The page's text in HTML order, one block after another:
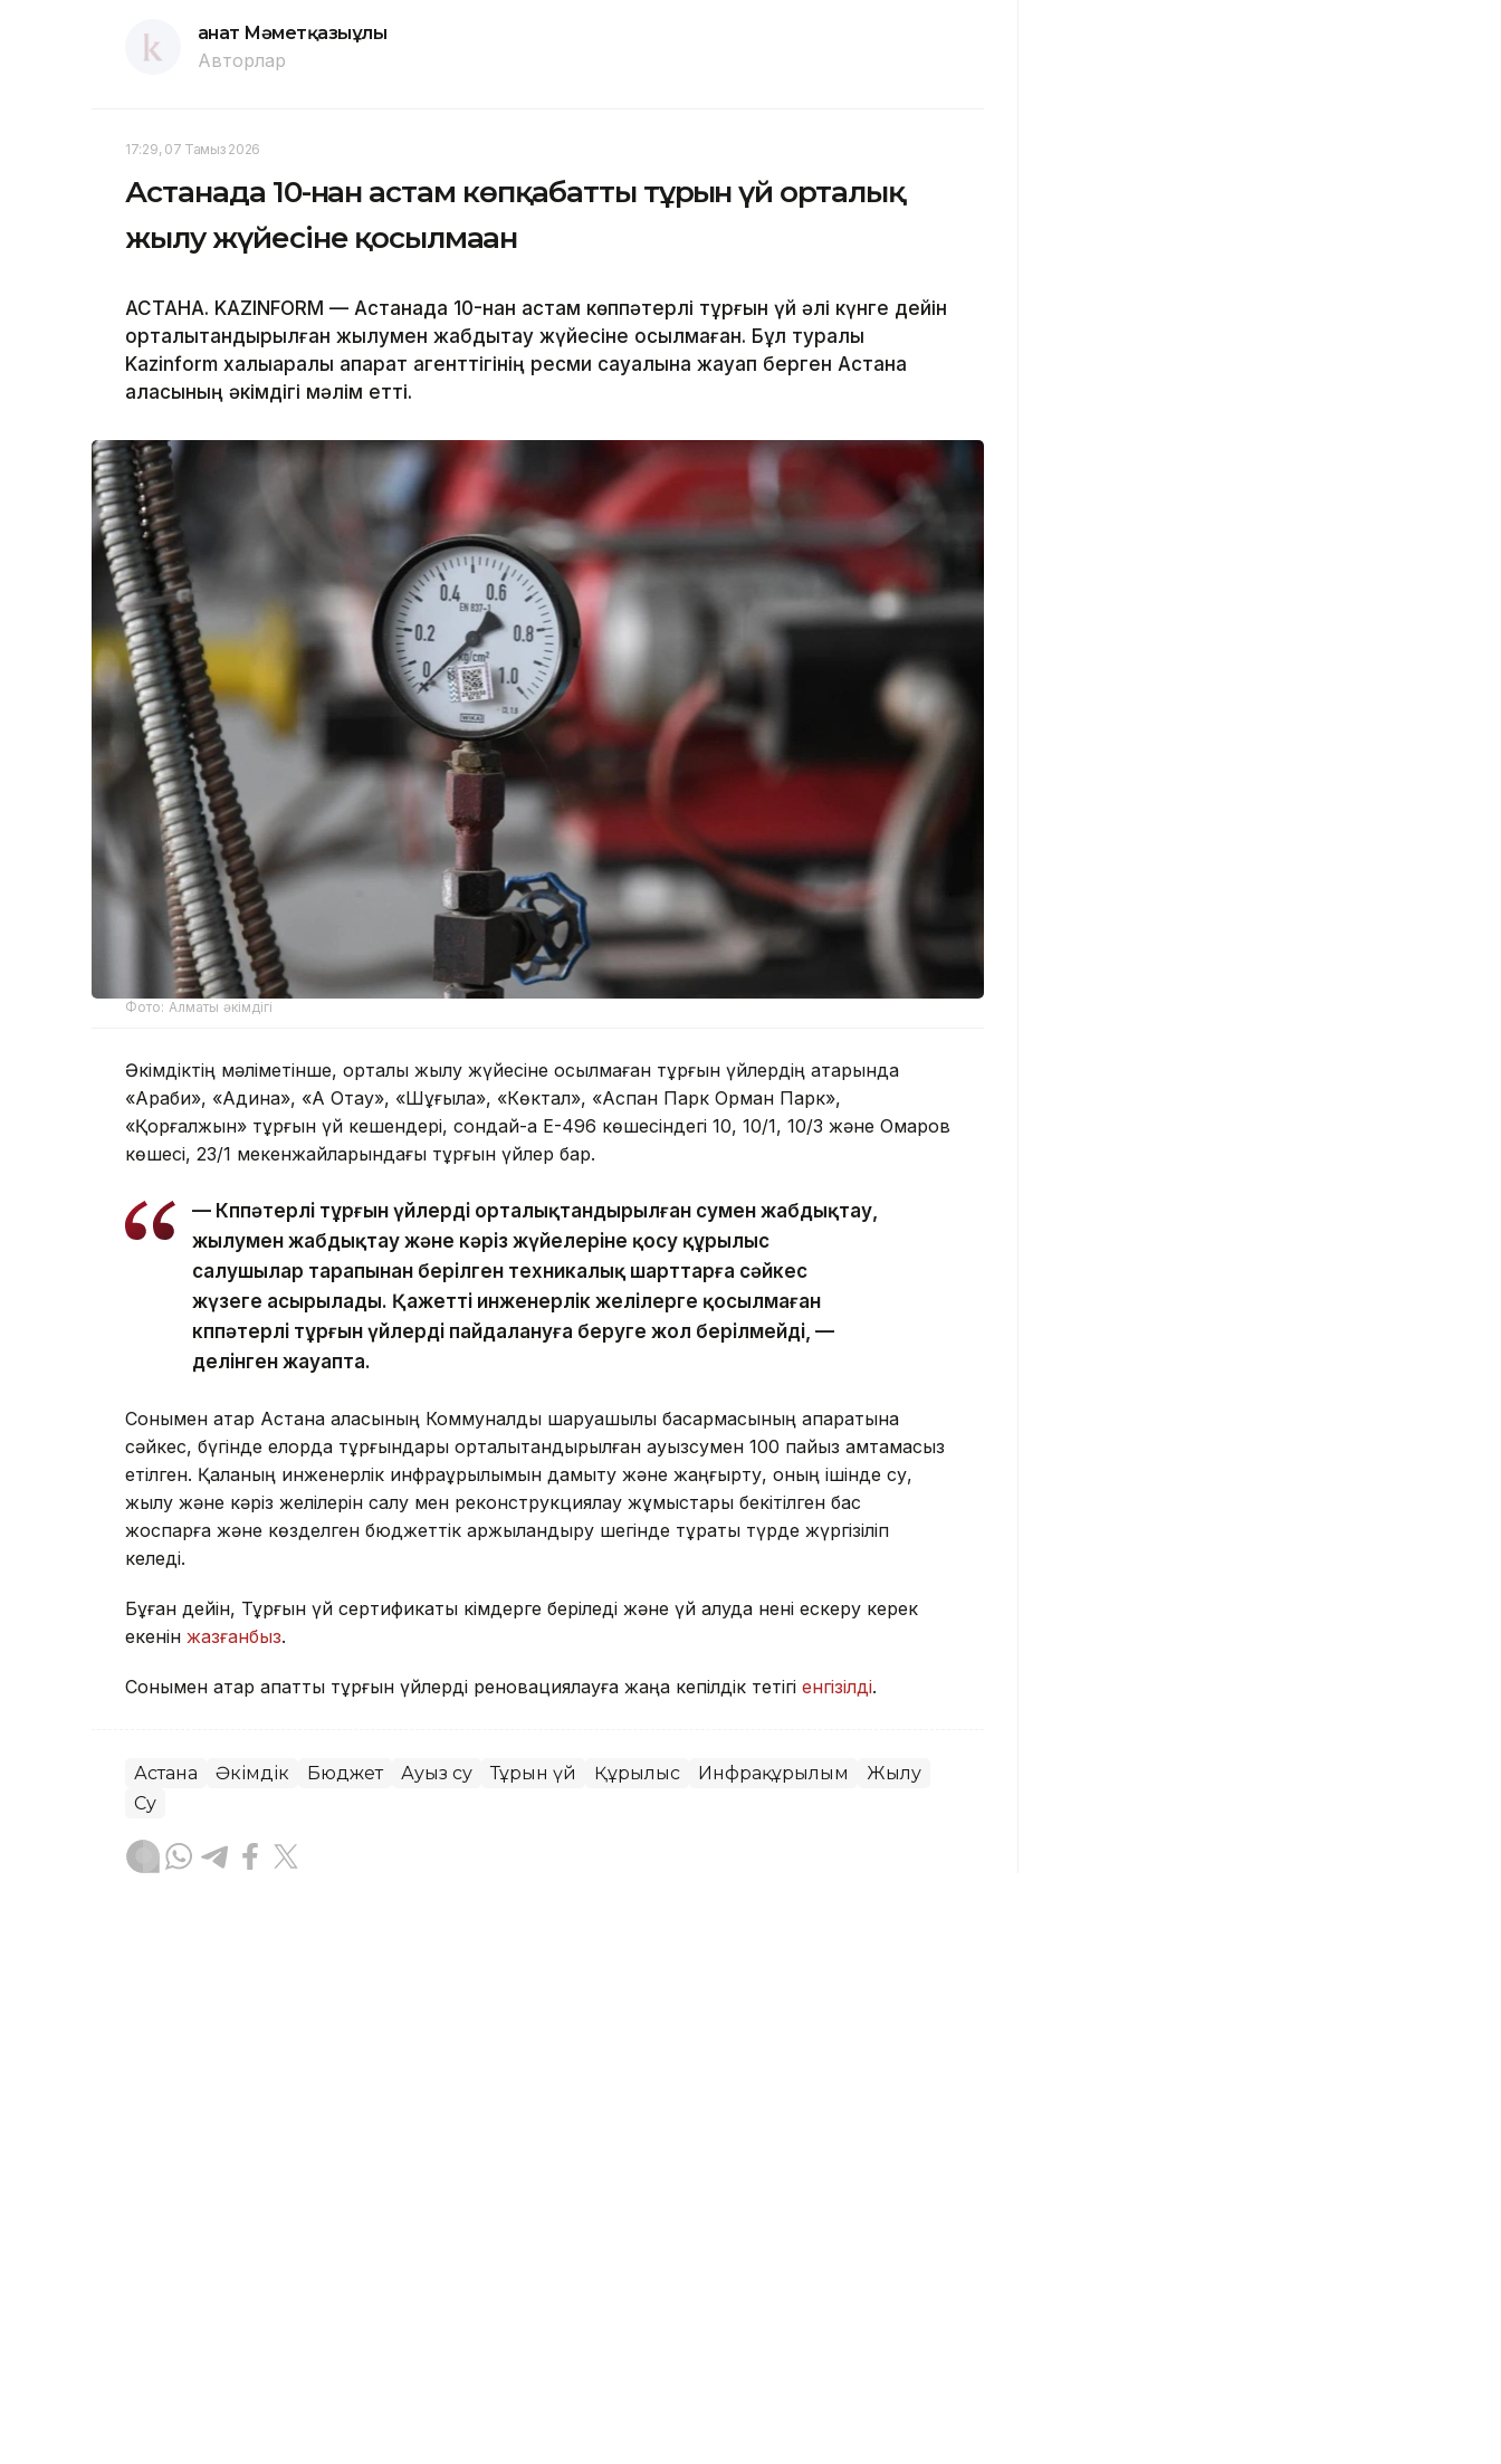
Қанат Мәметқазыұлы
Авторлар
17:29, 07 Тамыз 2026
Астанада 10-нан астам көпқабатты тұрғын үй орталық
жылу жүйесіне қосылмаған
АСТАНА. KAZINFORM — Астанада 10-нан астам көппәтерлі тұрғын үй әлі күнге дейін
орталықтандырылған жылумен жабдықтау жүйесіне қосылмаған. Бұл туралы
Kazinform халықаралық ақпарат агенттігінің ресми сауалына жауап берген Астана
қаласының әкімдігі мәлім етті.
Фото: Алматы әкімдігі
Әкімдіктің мәліметінше, орталық жылу жүйесіне қосылмаған тұрғын үйлердің қатарында
«Араби», «Адина», «Ақ Отау», «Шұғыла», «Көктал», «Аспан Парк Орман Парк»,
«Қорғалжын» тұрғын үй кешендері, сондай-ақ Е-496 көшесіндегі 10, 10/1, 10/3 және Омаров
көшесі, 23/1 мекенжайларындағы тұрғын үйлер бар.
— Көппәтерлі тұрғын үйлерді орталықтандырылған сумен жабдықтау,
жылумен жабдықтау және кәріз жүйелеріне қосу құрылыс
салушылар тарапынан берілген техникалық шарттарға сәйкес
жүзеге асырылады. Қажетті инженерлік желілерге қосылмаған
көппәтерлі тұрғын үйлерді пайдалануға беруге жол берілмейді, —
делінген жауапта.
Сонымен қатар Астана қаласының Коммуналдық шаруашылық басқармасының ақпаратына
сәйкес, бүгінде елорда тұрғындары орталықтандырылған ауызсумен 100 пайыз қамтамасыз
етілген. Қаланың инженерлік инфрақұрылымын дамыту және жаңғырту, оның ішінде су,
жылу және кәріз желілерін салу мен реконструкциялау жұмыстары бекітілген бас
жоспарға және көзделген бюджеттік қаржыландыру шегінде тұрақты түрде жүргізіліп
келеді.
Бұған дейін, Тұрғын үй сертификаты кімдерге беріледі және үй алуда нені ескеру керек
екенін жазғанбыз.
Сонымен қатар апатты тұрғын үйлерді реновациялауға жаңа кепілдік тетігі енгізілді.
Астана Әкімдік Бюджет Ауыз су Тұрғын үй Құрылыс Инфрақұрылым
Жылу
Су